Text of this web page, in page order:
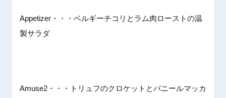
Appetizer・・・ベルギーチコリとラム肉ローストの温
製サラダ
Amuse2・・・トリュフのクロケットとパニールマッカ